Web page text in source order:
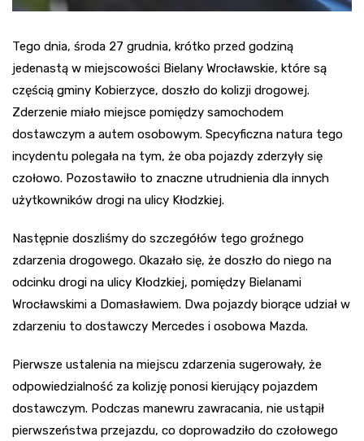
Tego dnia, środa 27 grudnia, krótko przed godziną
jedenastą w miejscowości Bielany Wrocławskie, które są
częścią gminy Kobierzyce, doszło do kolizji drogowej.
Zderzenie miało miejsce pomiędzy samochodem
dostawczym a autem osobowym. Specyficzna natura tego
incydentu polegała na tym, że oba pojazdy zderzyły się
czołowo. Pozostawiło to znaczne utrudnienia dla innych
użytkowników drogi na ulicy Kłodzkiej.
Następnie doszliśmy do szczegółów tego groźnego
zdarzenia drogowego. Okazało się, że doszło do niego na
odcinku drogi na ulicy Kłodzkiej, pomiędzy Bielanami
Wrocławskimi a Domasławiem. Dwa pojazdy biorące udział w
zdarzeniu to dostawczy Mercedes i osobowa Mazda.
Pierwsze ustalenia na miejscu zdarzenia sugerowały, że
odpowiedzialność za kolizję ponosi kierujący pojazdem
dostawczym. Podczas manewru zawracania, nie ustąpił
pierwszeństwa przejazdu, co doprowadziło do czołowego